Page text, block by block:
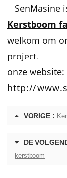
SenMasine
Kerstboom
welkom om
project.
onze website:
http://
VORIGE :
DE
kerstboom